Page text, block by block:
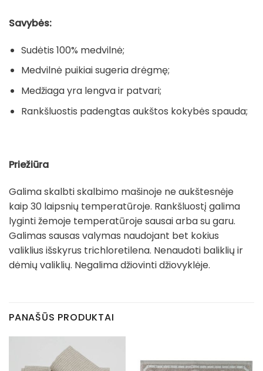
Savybės:
Sudėtis 100% medvilnė;
Medvilnė puikiai sugeria drėgmę;
Medžiaga yra lengva ir patvari;
Rankšluostis padengtas aukštos kokybės spauda;
Priežiūra
Galima skalbti skalbimo mašinoje ne aukštesnėje
kaip 30 laipsnių temperatūroje. Rankšluostį galima
lyginti žemoje temperatūroje sausai arba su garu.
Galimas sausas valymas naudojant bet kokius
valiklius išskyrus trichloretilena. Nenaudoti baliklių ir
dėmių valiklių. Negalima džiovinti džiovyklėje.
PANAŠŪS PRODUKTAI